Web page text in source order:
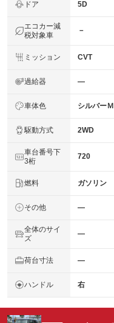
ドア 5D
エコカー減
税対象車
－
ミッション CVT
過給器 ―
車体色 シルバーＭ
駆動方式 2WD
車台番号下
3桁
720
燃料 ガソリン
その他 ―
全体のサイ
ズ
―
荷台寸法 ―
ハンドル 右